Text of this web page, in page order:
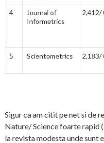
4
Journal of
Informetrics
2,412/
5 Scientometrics 2,183/
Sigur ca am citit pe net si de
Nature/ Science foarte rapid
la revista modesta unde sunt